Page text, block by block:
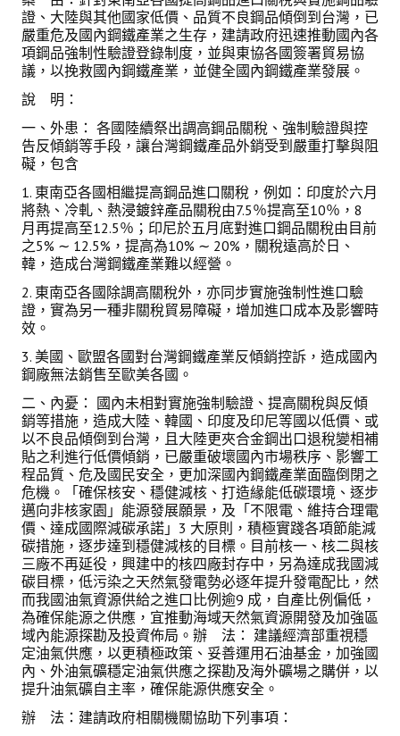
證、大陸與其他國家低價、品質不良鋼品傾倒到台灣，已
嚴重危及國內鋼鐵產業之生存，建請政府迅速推動國內各
項鋼品強制性驗證登錄制度，並與東協各國簽署貿易協
議，以挽救國內鋼鐵產業，並健全國內鋼鐵產業發展。
說 明：
一、外患： 各國陸續祭出調高鋼品關稅、強制驗證與控
告反傾銷等手段，讓台灣鋼鐵產品外銷受到嚴重打擊與阻
礙，包含
1. 東南亞各國相繼提高鋼品進口關稅，例如：印度於六月
將熱、冷軋、熱浸鍍鋅產品關稅由7.5％提高至10％，8
月再提高至12.5％；印尼於五月底對進口鋼品關稅由目前
之5% ∼ 12.5%，提高為10% ∼ 20%，關稅遠高於日、
韓，造成台灣鋼鐵產業難以經營。
2. 東南亞各國除調高關稅外，亦同步實施強制性進口驗
證，實為另一種非關稅貿易障礙，增加進口成本及影響時
效。
3. 美國、歐盟各國對台灣鋼鐵產業反傾銷控訴，造成國內
鋼廠無法銷售至歐美各國。
二、內憂： 國內未相對實施強制驗證、提高關稅與反傾
銷等措施，造成大陸、韓國、印度及印尼等國以低價、或
以不良品傾倒到台灣，且大陸更夾合金鋼出口退稅變相補
貼之利進行低價傾銷，已嚴重破壞國內市場秩序、影響工
程品質、危及國民安全，更加深國內鋼鐵產業面臨倒閉之
危機。「確保核安、穩健減核、打造緣能低碳環境、逐步
邁向非核家園」能源發展願景，及「不限電、維持合理電
價、達成國際減碳承諾」3 大原則，積極實踐各項節能減
碳措施，逐步達到穩健減核的目標。目前核一、核二與核
三廠不再延役，興建中的核四廠封存中，另為達成我國減
碳目標，低污染之天然氣發電勢必逐年提升發電配比，然
而我國油氣資源供給之進口比例逾9 成，自產比例偏低，
為確保能源之供應，宜推動海域天然氣資源開發及加強區
域內能源探勘及投資佈局。辦 法： 建議經濟部重視穩
定油氣供應，以更積極政策、妥善運用石油基金，加強國
內、外油氣礦穩定油氣供應之探勘及海外礦場之購併，以
提升油氣礦自主率，確保能源供應安全。
辦 法：建請政府相關機關協助下列事項：